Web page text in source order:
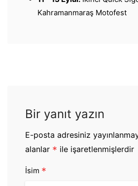
Kahramanmaraş Motofest
Bir yanıt yazın
E-posta adresiniz
alanlar * ile işaretlenmişlerdir
İsim *